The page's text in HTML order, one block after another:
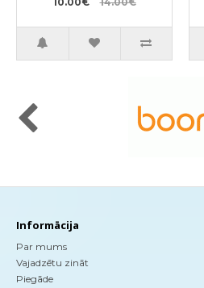
dezodorējošu
350ml
Informācija
Par mums
Vajadzētu zināt
Piegāde